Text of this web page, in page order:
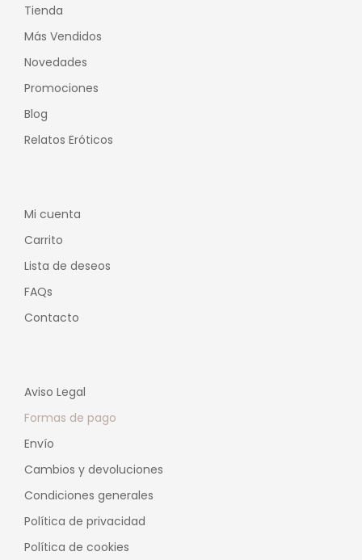
Tienda
Más Vendidos
Novedades
Promociones
Blog
Relatos Eróticos
Mi cuenta
Carrito
Lista de deseos
FAQs
Contacto
Aviso Legal
Formas de pago
Envío
Cambios y devoluciones
Condiciones generales
Política de privacidad
Política de cookies